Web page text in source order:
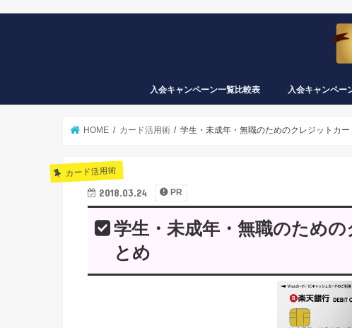
入会キャンペーン一覧比較表 入会キャンペー
から買い物できる
nanaco
HOME カード活用術 学生・未成年・無職のためのクレジットカ
カード活用術
2018.03.24 PR
学生・未成年・無職のため
とめ